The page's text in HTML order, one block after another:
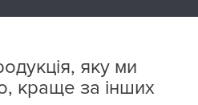
яку ми
краще за інших